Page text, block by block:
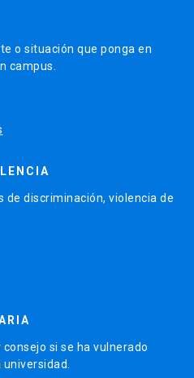
o situación que ponga en
campus.
de discriminación, violencia de
si se ha vulnerado